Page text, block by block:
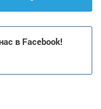
в Facebook!